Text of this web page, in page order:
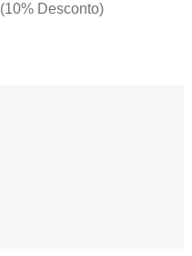
(10% Desconto)